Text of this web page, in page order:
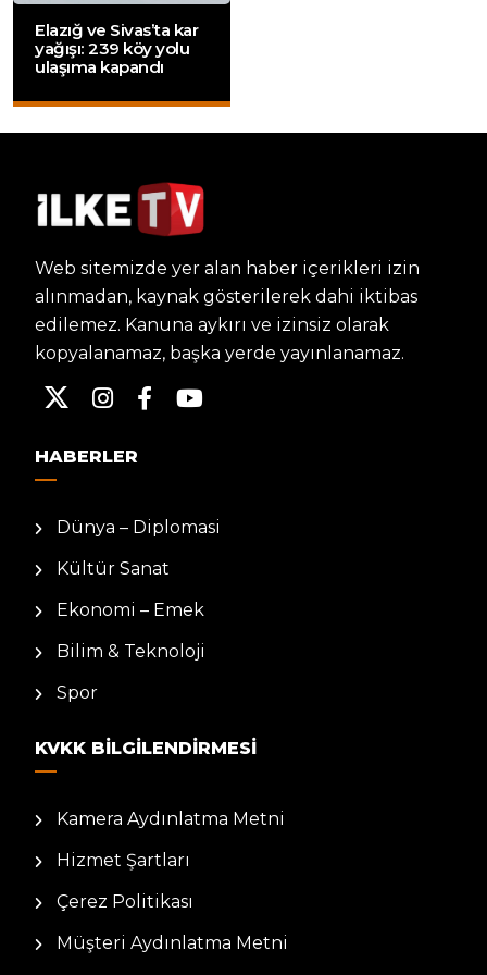
Elazığ ve Sivas’ta kar
yağışı: 239 köy yolu
ulaşıma kapandı
Web sitemizde yer alan haber içerikleri izin
alınmadan, kaynak gösterilerek dahi iktibas
edilemez. Kanuna aykırı ve izinsiz olarak
kopyalanamaz, başka yerde yayınlanamaz.
HABERLER
Dünya – Diplomasi
Kültür Sanat
Ekonomi – Emek
Bilim & Teknoloji
Spor
KVKK BILGILENDIRMESI
Kamera Aydınlatma Metni
Hizmet Şartları
Çerez Politikası
Müşteri Aydınlatma Metni